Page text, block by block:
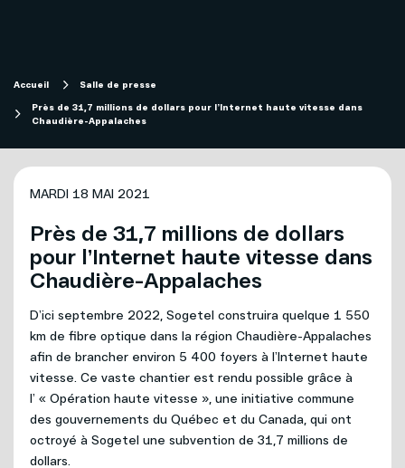
Forfaits télévision SOFI
Mobilité
Téléphonie
Projets de fibre optique subventionnés
Migration technologique - Service télévisuel
Compte et facturation
Télévision
Internet
Mon Sogetel
Nouvelles adresses
Accueil
Salle de presse
Près de 31,7 millions de dollars pour l’Internet haute vitesse dans
Chaudière-Appalaches
MARDI 18 MAI 2021
Près de 31,7 millions de dollars
pour l’Internet haute vitesse dans
Chaudière-Appalaches
D’ici septembre 2022, Sogetel construira quelque 1 550
km de fibre optique dans la région Chaudière-Appalaches
afin de brancher environ 5 400 foyers à l’Internet haute
vitesse. Ce vaste chantier est rendu possible grâce à
l’ « Opération haute vitesse », une initiative commune
des gouvernements du Québec et du Canada, qui ont
octroyé à Sogetel une subvention de 31,7 millions de
dollars.